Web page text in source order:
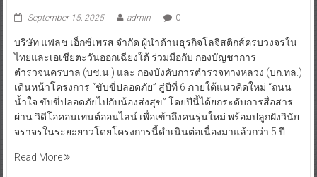
September 15, 2025 admin 0
บริษัท แฟลช เอ็กซ์เพรส จำกัด ผู้นำด้านธุรกิจโลจิสติกส์ครบวงจรใน
ไทยและเอเชียตะวันออกเฉียงใต้ ร่วมมือกับ กองบัญชาการ
ตำรวจนครบาล (บช.น.) และ กองบังคับการตำรวจทางหลวง (บก.ทล.)
เดินหน้าโครงการ “ขับขี่ปลอดภัย” สู่ปีที่ 6 ภายใต้แนวคิดใหม่ “ถนน
น้ำใจ ขับขี่ปลอดภัยไปกับน้องส่งสุข” โดยปีนี้ได้ยกระดับการสื่อสาร
ผ่าน วิดีโอคอนเทนต์ออนไลน์ เพื่อเข้าถึงคนรุ่นใหม่ พร้อมปลูกฝังวินัย
จราจรในระยะยาวโดยโครงการนี้ดำเนินต่อเนื่องมาแล้วกว่า 5 ปี
Read More